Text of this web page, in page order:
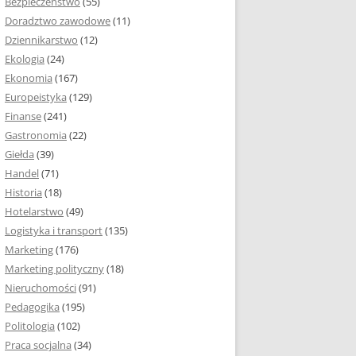
I ROZMIAR PRACY
DYPLOMOWEJ –
NUMEROWANIE
I
AKAPITU W PRACY
DYPLOMOWEJ
W PRACY
DYPLOMOWEJ
Doradztwo zawodowe(11)
Dziennikarstwo (12)
Ekologia (24)
Ekonomia (167)
Europeistyka (129)
Finanse(241)
Gastronomia (22)
Giełda (39)
Handel(71)
Historia (18)
Hotelarstwo (49)
Logistyka i transport(135)
Marketing(176)
Marketing polityczny(18)
Nieruchomości(91)
Pedagogika (195)
Politologia (102)
Praca socjalna (34)